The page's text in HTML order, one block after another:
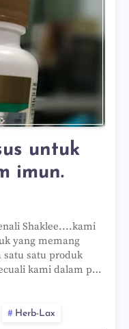
untuk
imun.
Shaklee....kami
yang memang
satu satu produk
kami dalam p…
Herb-Lax